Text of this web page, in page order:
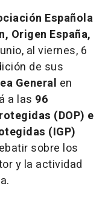
Española
Origen España,
al viernes, 6
de sus
General en
a las 96
(DOP) e
(IGP)
sobre los
y la actividad